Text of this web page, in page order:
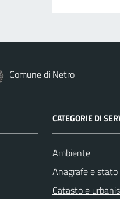
Comune di Netro
CATEGORIE DI
Ambiente
Anagrafe e stato
Catasto e